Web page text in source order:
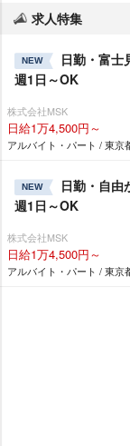
求人特集
NEW
日勤・富士
週1日～OK
株式会社MSK
日給1万4,500円～
アルバイト・パート / 東京
NEW
日勤・自由
週1日～OK
株式会社MSK
日給1万4,500円～
アルバイト・パート / 東京